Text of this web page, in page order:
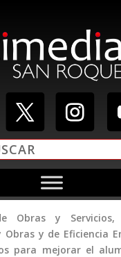
Obras y
y de Eficiencia
para mejorar el